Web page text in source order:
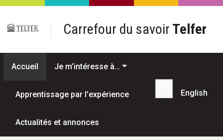
Passer au contenu principal
Carrefour du savoir Telfer
Accueil Je m’intéresse à…
Apprentissage par l'expérience
Actualités et annonces
Recherche...
English